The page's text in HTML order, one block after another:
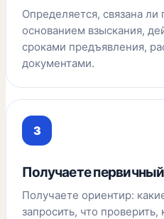
Определяется, связана ли
основанием взыскания,
сроками предъявления,
документами.
Получаете
Получаете ориентир:
запросить, что проверить,